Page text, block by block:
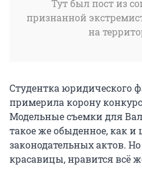
Тут был пост из
признанной
на
Студентка юридического
примерила корону
Модельные съемки для
такое же обыденное, как
законодательных актов.
красавицы, нравится всё